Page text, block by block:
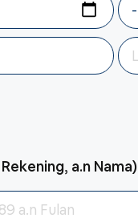
a.n Nama)